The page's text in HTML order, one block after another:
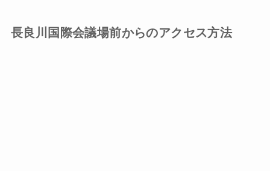
長良川国際会議場前からのアクセス方法